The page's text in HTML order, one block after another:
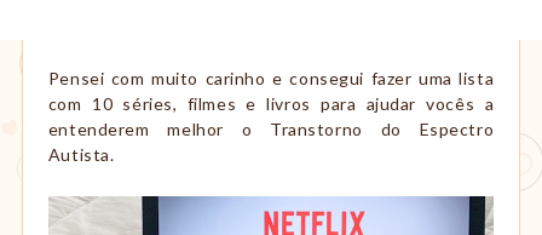
Pensei com muito carinho e consegui fazer uma lista
com 10 séries, filmes e livros para ajudar vocês a
entenderem melhor o Transtorno do Espectro
Autista.